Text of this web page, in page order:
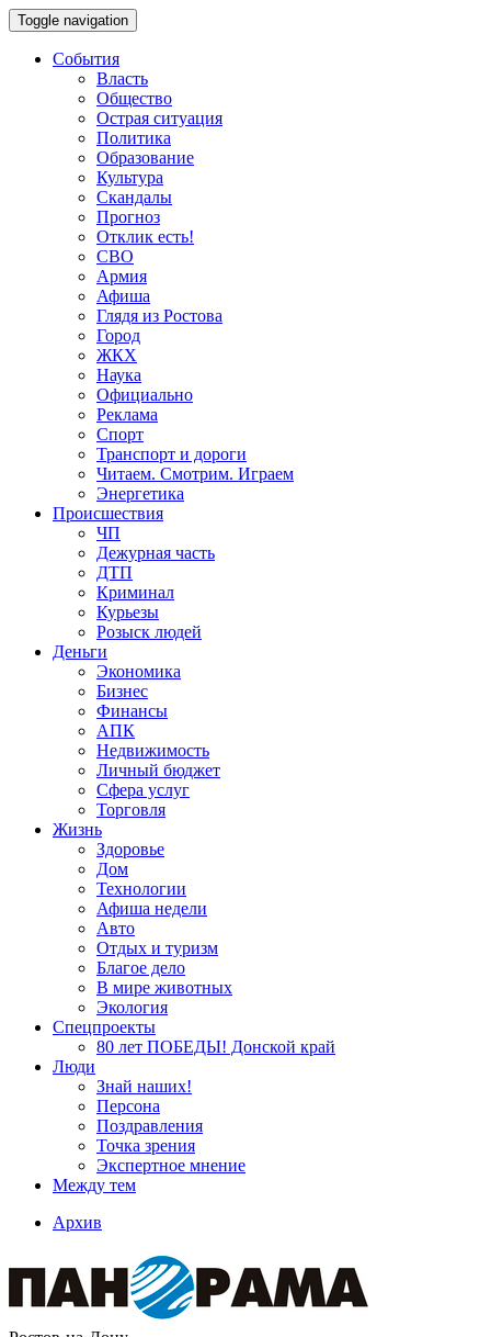
Toggle navigation
События
Власть
Общество
Острая ситуация
Политика
Образование
Культура
Скандалы
Прогноз
Отклик есть!
СВО
Армия
Афиша
Глядя из Ростова
Город
ЖКХ
Наука
Официально
Реклама
Спорт
Транспорт и дороги
Читаем. Смотрим. Играем
Энергетика
Происшествия
ЧП
Дежурная часть
ДТП
Криминал
Курьезы
Розыск людей
Деньги
Экономика
Бизнес
Финансы
АПК
Недвижимость
Личный бюджет
Сфера услуг
Торговля
Жизнь
Здоровье
Дом
Технологии
Афиша недели
Авто
Отдых и туризм
Благое дело
В мире животных
Экология
Спецпроекты
80 лет ПОБЕДЫ! Донской край
Люди
Знай наших!
Персона
Поздравления
Точка зрения
Экспертное мнение
Между тем
Архив